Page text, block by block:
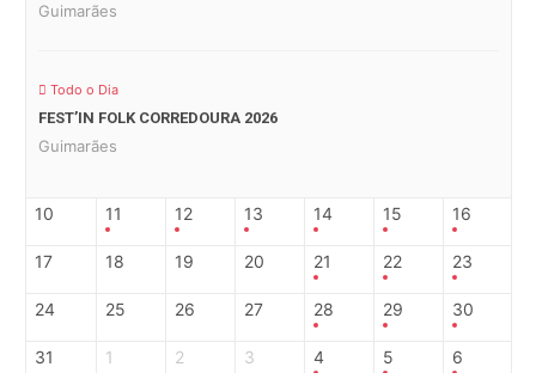
Guimarães
Todo o Dia
FEST’IN FOLK CORREDOURA 2026
Guimarães
10 11 12 13 14 15 16
17 18 19 20 21 22 23
24 25 26 27 28 29 30
31 1 2 3 4 5 6